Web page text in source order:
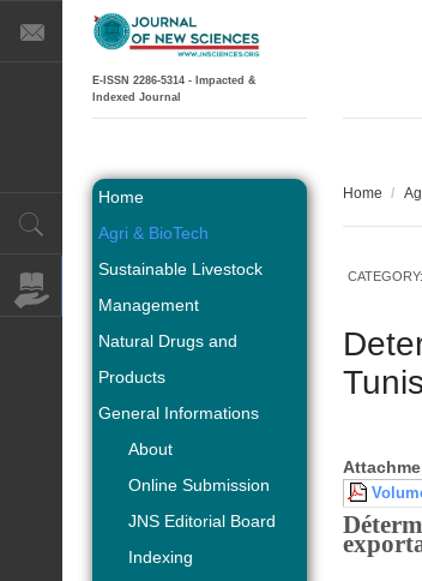
E-ISSN 2286-5314 - Impacted &
Indexed Journal
Home /
CATEGORY:
Home
Agri & BioTech
Sustainable Livestock
Management
Natural Drugs and
Products
General Informations
About
Online Submission
JNS Editorial Board
Indexing